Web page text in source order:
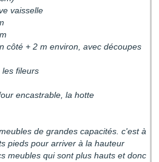
vaisselle
côté + 2 m environ, avec découpes
les fileurs
encastrable, la hotte
de grandes capacités. c'est à
pieds pour arriver à la hauteur
meubles qui sont plus hauts et donc